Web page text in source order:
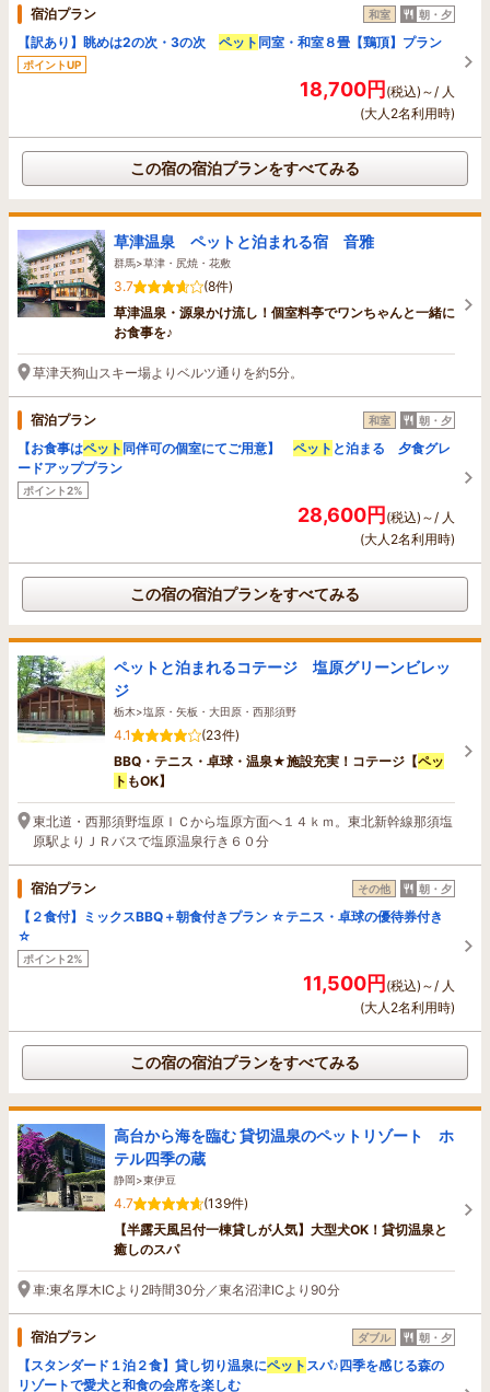
宿泊プラン 和室 朝・夕
【訳あり】眺めは2の次・3の次 ペット 同室・和室８畳【鶏頂】プラン
ポイントUP
18,700円(税込)～/ 人
(大人2名利用時)
この宿の宿泊プランをすべてみる
草津温泉 ペットと泊まれる宿 音雅
群馬>草津・尻焼・花敷
3.7
(8件)
草津温泉・源泉かけ流し！個室料亭でワンちゃんと一緒に
お食事を♪
草津天狗山スキー場よりベルツ通りを約5分。
宿泊プラン 和室 朝・夕
【お食事はペット 同伴可の個室にてご用意】 ペット と泊まる 夕食グレ
ードアッププラン
ポイント2%
28,600円(税込)～/ 人
(大人2名利用時)
この宿の宿泊プランをすべてみる
ペットと泊まれるコテージ 塩原グリーンビレッ
ジ
栃木>塩原・矢板・大田原・西那須野
4.1
(23件)
BBQ・テニス・卓球・温泉★施設充実！コテージ【ペッ
ト もOK】
東北道・西那須野塩原ＩＣから塩原方面へ１４ｋｍ。東北新幹線那須塩
原駅よりＪＲバスで塩原温泉行き６０分
宿泊プラン その他 朝・夕
【２食付】ミックスBBQ＋朝食付きプラン ☆テニス・卓球の優待券付き
☆
ポイント2%
11,500円(税込)～/ 人
(大人2名利用時)
この宿の宿泊プランをすべてみる
高台から海を臨む 貸切温泉のペットリゾート ホ
テル四季の蔵
静岡>東伊豆
4.7
(139件)
【半露天風呂付一棟貸しが人気】大型犬OK！貸切温泉と
癒しのスパ
車:東名厚木ICより2時間30分／東名沼津ICより90分
宿泊プラン ダブル 朝・夕
【スタンダード１泊２食】貸し切り温泉にペット スパ♪四季を感じる森の
リゾートで愛犬と和食の会席を楽しむ